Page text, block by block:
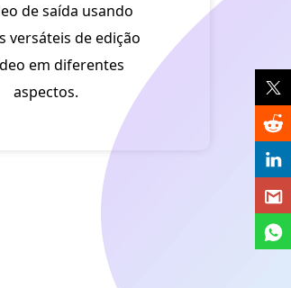
de saída usando
versáteis de edição
em diferentes
aspectos.